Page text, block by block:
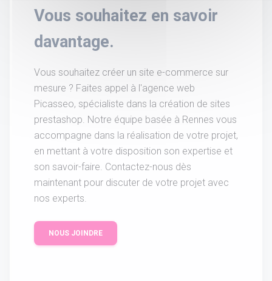
Vous souhaitez en savoir
davantage.
Vous souhaitez créer un site e-commerce sur
mesure ? Faites appel à l'agence web
Picasseo, spécialiste dans la création de sites
prestashop. Notre équipe basée à Rennes vous
accompagne dans la réalisation de votre projet,
en mettant à votre disposition son expertise et
son savoir-faire. Contactez-nous dès
maintenant pour discuter de votre projet avec
nos experts.
NOUS JOINDRE